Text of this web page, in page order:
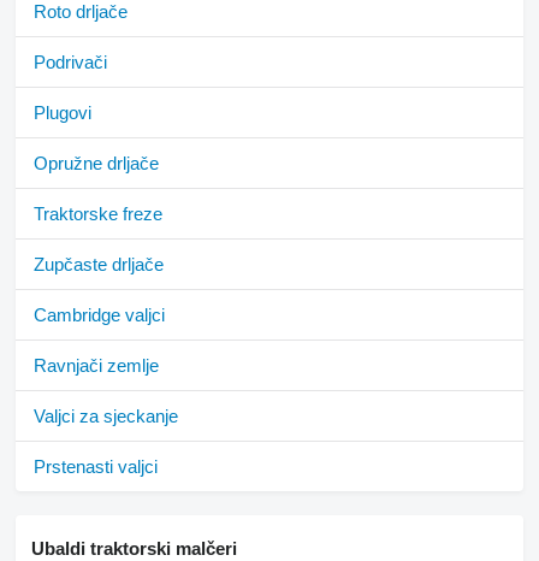
Roto drljače
Podrivači
Plugovi
Opružne drljače
Traktorske freze
Zupčaste drljače
Cambridge valjci
Ravnjači zemlje
Valjci za sjeckanje
Prstenasti valjci
Ubaldi traktorski malčeri